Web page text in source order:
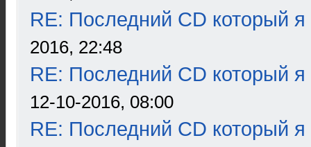
RE: Последний CD который я
2016, 22:48
RE: Последний CD который я
12-10-2016, 08:00
RE: Последний CD который я